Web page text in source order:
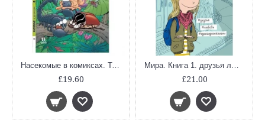
Насекомые в комиксах. Том 2
£19.60
Мира. Книга 1. друзья любовь одингодмоейжизни
£21.00